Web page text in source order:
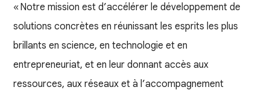
« Notre mission est d’accélérer le développement de
solutions concrètes en réunissant les esprits les plus
brillants en science, en technologie et en
entrepreneuriat, et en leur donnant accès aux
ressources, aux réseaux et à l’accompagnement